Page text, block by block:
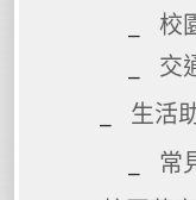
校
交
生活
常